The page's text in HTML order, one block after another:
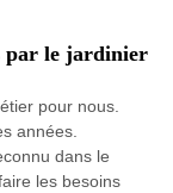
par le jardinier
pour nous.
années.
dans le
les besoins